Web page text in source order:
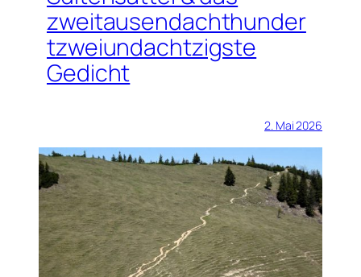
zweitausendachthunder
tzweiundachtzigste
Gedicht
2. Mai 2026